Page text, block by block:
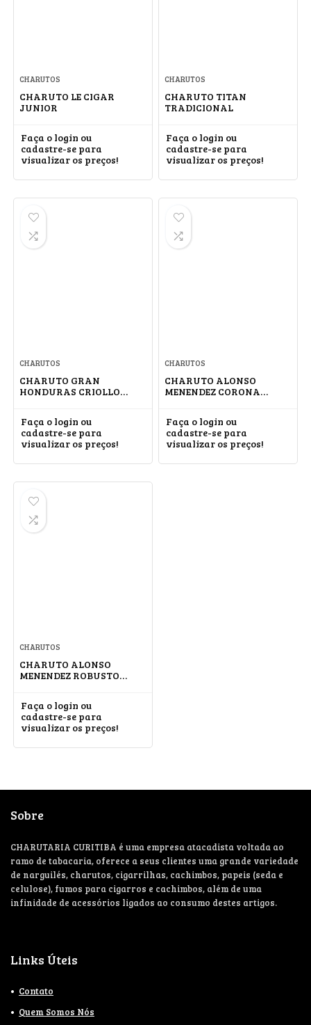
CHARUTOS
CHARUTO LE CIGAR
JUNIOR
Faça o login ou
cadastre-se para
visualizar os preços!
CHARUTOS
CHARUTO TITAN
TRADICIONAL
Faça o login ou
cadastre-se para
visualizar os preços!
CHARUTOS
CHARUTO GRAN
HONDURAS CRIOLLO
Faça o login ou
cadastre-se para
visualizar os preços!
CHARUTOS
CHARUTO ALONSO
MENENDEZ CORONA
Faça o login ou
cadastre-se para
visualizar os preços!
CHARUTOS
CHARUTO ALONSO
MENENDEZ ROBUSTO
Faça o login ou
cadastre-se para
visualizar os preços!
Sobre
CHARUTARIA CURITIBA é uma empresa atacadista voltada ao
ramo de tabacaria, oferece a seus clientes uma grande variedade
de narguilés, charutos, cigarrilhas, cachimbos, papeis (seda e
celulose), fumos para cigarros e cachimbos, além de uma
infinidade de acessórios ligados ao consumo destes artigos.
Links Úteis
Contato
Quem Somos Nós